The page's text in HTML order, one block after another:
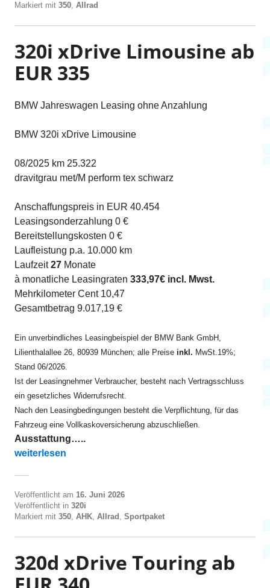
Markiert mit 350, Allrad
320i xDrive Limousine ab
EUR 335
BMW Jahreswagen Leasing ohne Anzahlung
BMW 320i xDrive Limousine
08/2025 km 25.322
dravitgrau met/M perform tex schwarz
Anschaffungspreis in EUR 40.454
Leasingsonderzahlung 0 €
Bereitstellungskosten 0 €
Laufleistung p.a. 10.000 km
Laufzeit27 Monate
à monatliche Leasingraten 333,97€ incl. Mwst.
Mehrkilometer Cent 10,47
Gesamtbetrag 9.017,19 €
Ein unverbindliches Leasingbeispiel der BMW Bank GmbH,
Lilienthalallee 26, 80939 München; alle Preise inkl. MwSt.19%;
Stand 06/2026.
Ist der Leasingnehmer Verbraucher, besteht nach Vertragsschluss
ein gesetzliches Widerrufsrecht.
Nach den Leasingbedingungen besteht die Verpflichtung, für das
Fahrzeug eine Vollkaskoversicherung abzuschließen.
Ausstattung…..
„320i xDrive Limousine ab EUR 335“
weiterlesen
Veröffentlicht am 16. Juni 2026
Veröffentlicht in 320i
Markiert mit 350, AHK, Allrad , Sportpaket
320d xDrive Touring ab